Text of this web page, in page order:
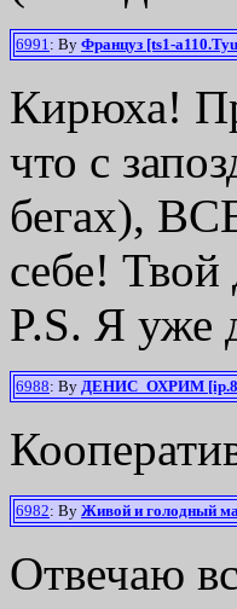
6991: By Француз [ts1-
Кирюха!
что с
бегах),
себе!
P.S. Я уже
6988: By ДЕНИС_ОХРИМ
6982: By Живой и голодный
Отвечаю